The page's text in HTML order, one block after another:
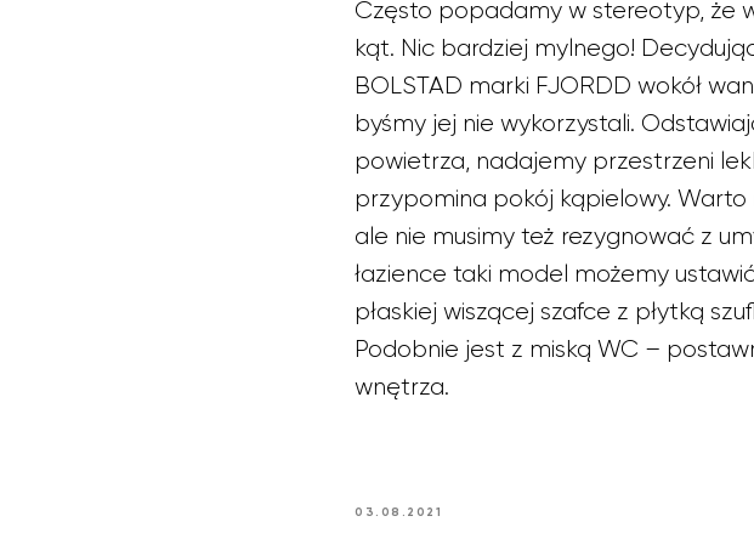
Często popadamy w stereotyp, że
kąt. Nic bardziej mylnego!
BOLSTAD marki FJORDD wokół
byśmy jej nie wykorzystali.
powietrza, nadajemy przestrzeni
przypomina pokój kąpielowy.
ale nie musimy też rezygnować z
łazience taki model możemy
płaskiej wiszącej szafce z płytką
Podobnie jest z miską WC –
wnętrza.
03.08.2021